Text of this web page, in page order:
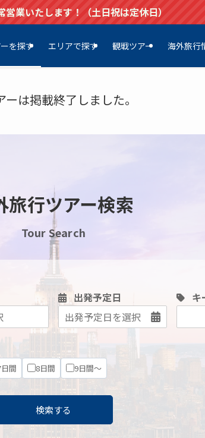
営業いたします！（土日祝は定休日）
を探す エリアで探す 観戦ツアー 海外旅行
ーは掲載終了しました。
旅行ツアー検索
Tour Search
出発予定日 キ
間 8日間 9日間～
検索する